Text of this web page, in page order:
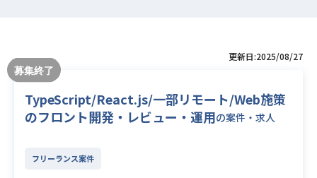
更新日:2025/08/27
TypeScript/React.js/一部リモート/Web施策
のフロント開発・レビュー・運用の案件・求人
フリーランス案件